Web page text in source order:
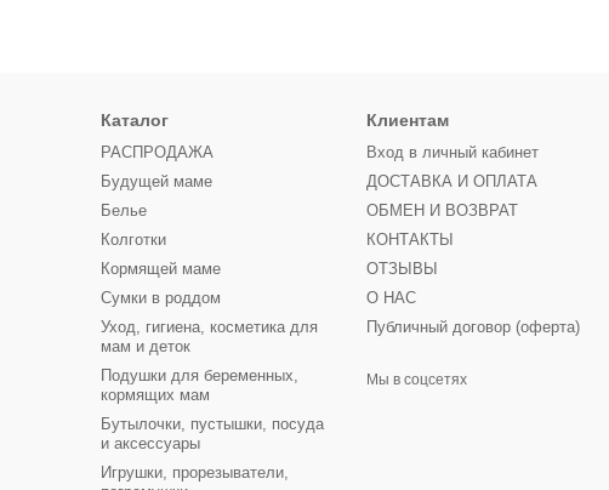
Каталог
РАСПРОДАЖА
Будущей маме
Белье
Колготки
Кормящей маме
Сумки в роддом
Уход, гигиена, косметика для
мам и деток
Подушки для беременных,
кормящих мам
Бутылочки, пустышки, посуда
и аксессуары
Игрушки, прорезыватели,
Клиентам
Вход в личный кабинет
ДОСТАВКА И ОПЛАТА
ОБМЕН И ВОЗВРАТ
КОНТАКТЫ
ОТЗЫВЫ
О НАС
Публичный договор (оферта)
Мы в соцсетях